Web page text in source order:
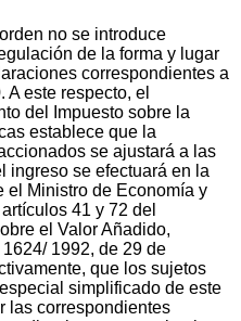
no se introduce
de la forma y lugar
correspondientes a
A este respecto, el
del Impuesto sobre la
establece que la
se ajustará a las
ingreso se efectuará en la
el Ministro de Economía y
41 y 72 del
el Valor Añadido,
1992, de 29 de
que los sujetos
simplificado de este
las correspondientes